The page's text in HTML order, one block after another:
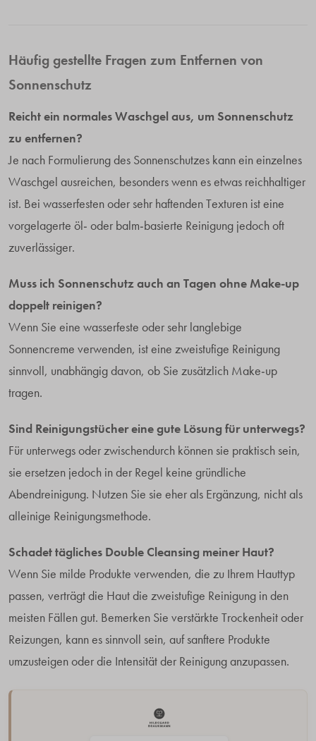
Häufig gestellte Fragen zum Entfernen von
Sonnenschutz
Reicht ein normales Waschgel aus, um Sonnenschutz
zu entfernen?
Je nach Formulierung des Sonnenschutzes kann ein einzelnes
Waschgel ausreichen, besonders wenn es etwas reichhaltiger
ist. Bei wasserfesten oder sehr haftenden Texturen ist eine
vorgelagerte öl- oder balm-basierte Reinigung jedoch oft
zuverlässiger.
Muss ich Sonnenschutz auch an Tagen ohne Make-up
doppelt reinigen?
Wenn Sie eine wasserfeste oder sehr langlebige
Sonnencreme verwenden, ist eine zweistufige Reinigung
sinnvoll, unabhängig davon, ob Sie zusätzlich Make-up
tragen.
Sind Reinigungstücher eine gute Lösung für unterwegs?
Für unterwegs oder zwischendurch können sie praktisch sein,
sie ersetzen jedoch in der Regel keine gründliche
Abendreinigung. Nutzen Sie sie eher als Ergänzung, nicht als
alleinige Reinigungsmethode.
Schadet tägliches Double Cleansing meiner Haut?
Wenn Sie milde Produkte verwenden, die zu Ihrem Hauttyp
passen, verträgt die Haut die zweistufige Reinigung in den
meisten Fällen gut. Bemerken Sie verstärkte Trockenheit oder
Reizungen, kann es sinnvoll sein, auf sanftere Produkte
umzusteigen oder die Intensität der Reinigung anzupassen.